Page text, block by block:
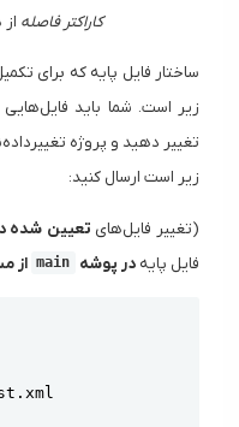
کاراکتر فاصله
ساختار فایل پایه که برای
زیر است. شما باید
تغییر دهید و پروژه
زیر است ارسال کنید:
(تغییر فایل‌های تعیین شده
فایل پایه در پوشه main از